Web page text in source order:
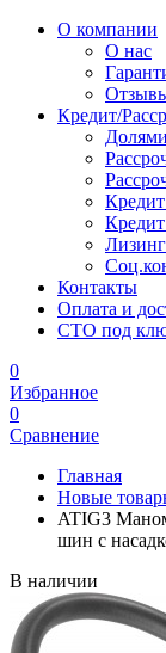
О компании
О нас
Кредит/
Лизинг
Контакты
Оплата и
СТО под
0
Избранное
0
Сравнение
Главная
Новые
ATIG3
шин с
В наличии